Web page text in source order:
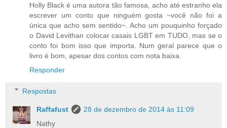
Holly Black é uma autora tão famosa, acho até estranho ela
escrever um conto que ninguém gosta ~você não foi a
única que acho sem sentido~. Acho um pouquinho forçado
o David Levithan colocar casais LGBT em TUDO, mas se o
conto foi bom isso que importa. Num geral parece que o
livro é bom, apesar dos contos com nota baixa.
Responder
Respostas
Raffafust
28 de dezembro de 2014 às 11:09
Nathy